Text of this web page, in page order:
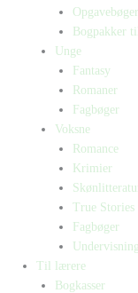
Opgavebøger
Bogpakker
Unge
Fantasy
Romaner
Fagbøger
Voksne
Romance
Krimier
True Stories
Fagbøger
Undervisning
Til lærere
Bogkasser